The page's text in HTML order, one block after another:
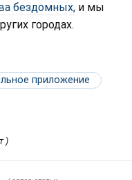
бездомных, и мы
городах.
приложение
)